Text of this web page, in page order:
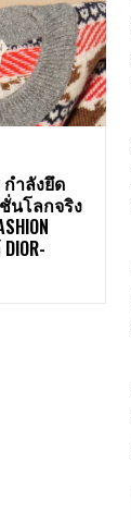
ำลังยึด
นโลกจริง